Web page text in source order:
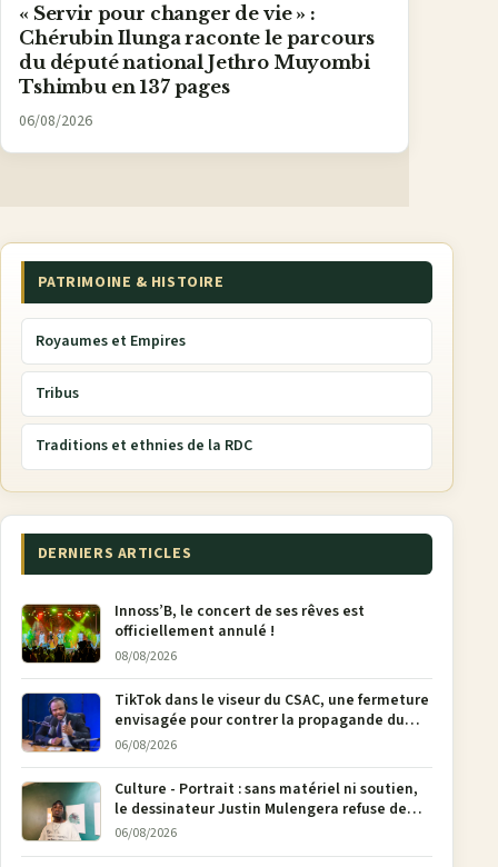
« Servir pour changer de vie » :
Chérubin Ilunga raconte le parcours
du député national Jethro Muyombi
Tshimbu en 137 pages
06/08/2026
PATRIMOINE & HISTOIRE
Royaumes et Empires
Tribus
Traditions et ethnies de la RDC
DERNIERS ARTICLES
Innoss’B, le concert de ses rêves est
officiellement annulé !
08/08/2026
TikTok dans le viseur du CSAC, une fermeture
envisagée pour contrer la propagande du
M23
06/08/2026
Culture - Portrait : sans matériel ni soutien,
le dessinateur Justin Mulengera refuse de
poser son crayon
06/08/2026